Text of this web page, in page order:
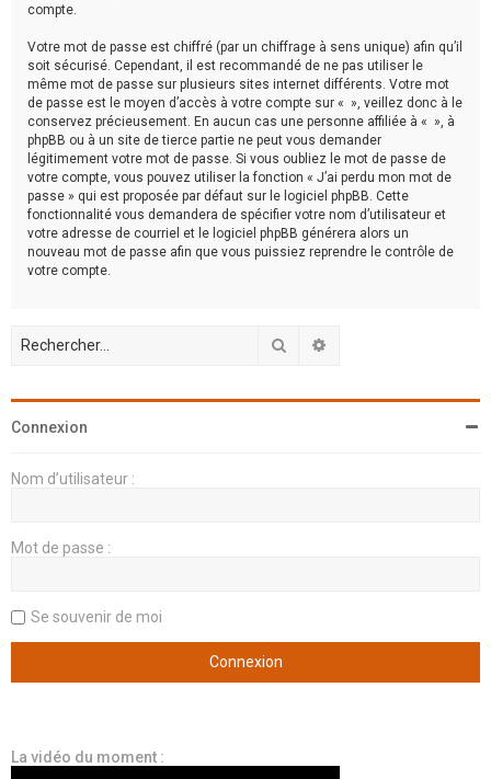
compte.
Votre mot de passe est chiffré (par un chiffrage à sens unique) afin qu’il
soit sécurisé. Cependant, il est recommandé de ne pas utiliser le
même mot de passe sur plusieurs sites internet différents. Votre mot
de passe est le moyen d’accès à votre compte sur « », veillez donc à le
conservez précieusement. En aucun cas une personne affiliée à « », à
phpBB ou à un site de tierce partie ne peut vous demander
légitimement votre mot de passe. Si vous oubliez le mot de passe de
votre compte, vous pouvez utiliser la fonction « J’ai perdu mon mot de
passe » qui est proposée par défaut sur le logiciel phpBB. Cette
fonctionnalité vous demandera de spécifier votre nom d’utilisateur et
votre adresse de courriel et le logiciel phpBB générera alors un
nouveau mot de passe afin que vous puissiez reprendre le contrôle de
votre compte.
Rechercher
Connexion
Nom d’utilisateur :
Mot de passe :
Se souvenir de moi
La vidéo du moment :